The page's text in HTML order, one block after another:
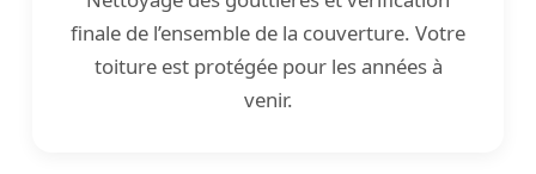
finale de l’ensemble de la couverture. Votre
toiture est protégée pour les années à
venir.